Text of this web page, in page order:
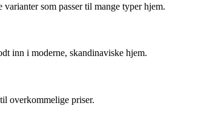
som passer til mange typer hjem.
inn i moderne, skandinaviske hjem.
overkommelige priser.